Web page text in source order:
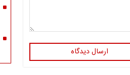
ارسال دیدگاه